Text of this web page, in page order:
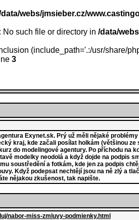
data/webs/jmsieber.cz/
No such file or directory in /data/
(include_path='.:/usr/share/
3
Exynet.sk. Prý už měli nějaké
kraj, kde začali posílat holkám (většinou ze
do modelingové agentury. Po příchodu na
modelky neodolá a když dojde na podpis
soustředění a fotkám, kde jen za podpis
Když podepsat nechtějí jsou na ně zlý a
nějakou zkušenost, tak napište.
nabor-miss-zmluvy-podmienky.html